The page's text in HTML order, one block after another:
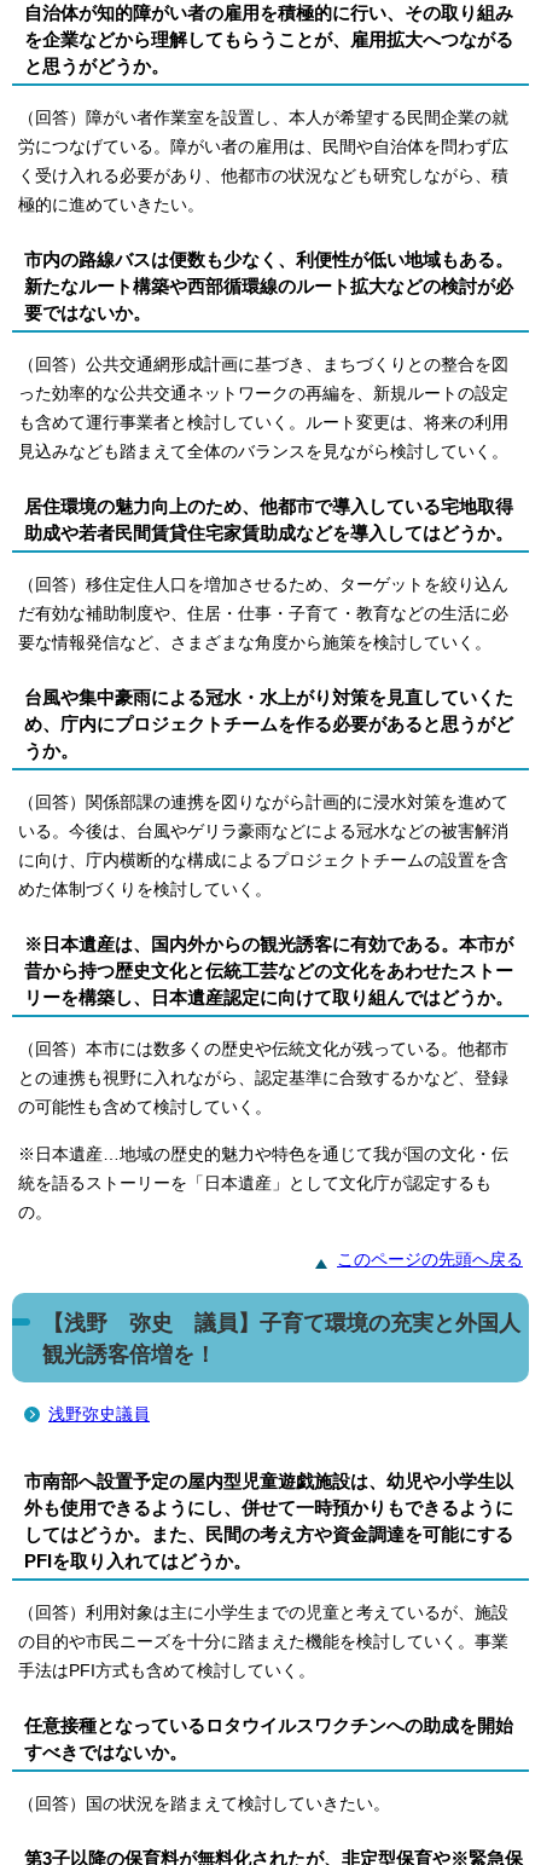
自治体が知的障がい者の雇用を積極的に行い、その取り組み
を企業などから理解してもらうことが、雇用拡大へつながる
と思うがどうか。
（回答）障がい者作業室を設置し、本人が希望する民間企業の就
労につなげている。障がい者の雇用は、民間や自治体を問わず広
く受け入れる必要があり、他都市の状況なども研究しながら、積
極的に進めていきたい。
市内の路線バスは便数も少なく、利便性が低い地域もある。
新たなルート構築や西部循環線のルート拡大などの検討が必
要ではないか。
（回答）公共交通網形成計画に基づき、まちづくりとの整合を図
った効率的な公共交通ネットワークの再編を、新規ルートの設定
も含めて運行事業者と検討していく。ルート変更は、将来の利用
見込みなども踏まえて全体のバランスを見ながら検討していく。
居住環境の魅力向上のため、他都市で導入している宅地取得
助成や若者民間賃貸住宅家賃助成などを導入してはどうか。
（回答）移住定住人口を増加させるため、ターゲットを絞り込ん
だ有効な補助制度や、住居・仕事・子育て・教育などの生活に必
要な情報発信など、さまざまな角度から施策を検討していく。
台風や集中豪雨による冠水・水上がり対策を見直していくた
め、庁内にプロジェクトチームを作る必要があると思うがど
うか。
（回答）関係部課の連携を図りながら計画的に浸水対策を進めて
いる。今後は、台風やゲリラ豪雨などによる冠水などの被害解消
に向け、庁内横断的な構成によるプロジェクトチームの設置を含
めた体制づくりを検討していく。
※日本遺産は、国内外からの観光誘客に有効である。本市が
昔から持つ歴史文化と伝統工芸などの文化をあわせたストー
リーを構築し、日本遺産認定に向けて取り組んではどうか。
（回答）本市には数多くの歴史や伝統文化が残っている。他都市
との連携も視野に入れながら、認定基準に合致するかなど、登録
の可能性も含めて検討していく。
※日本遺産…地域の歴史的魅力や特色を通じて我が国の文化・伝
統を語るストーリーを「日本遺産」として文化庁が認定するも
の。
このページの先頭へ戻る
【浅野 弥史 議員】子育て環境の充実と外国人
観光誘客倍増を！
浅野弥史議員
市南部へ設置予定の屋内型児童遊戯施設は、幼児や小学生以
外も使用できるようにし、併せて一時預かりもできるように
してはどうか。また、民間の考え方や資金調達を可能にする
PFIを取り入れてはどうか。
（回答）利用対象は主に小学生までの児童と考えているが、施設
の目的や市民ニーズを十分に踏まえた機能を検討していく。事業
手法はPFI方式も含めて検討していく。
任意接種となっているロタウイルスワクチンへの助成を開始
すべきではないか。
（回答）国の状況を踏まえて検討していきたい。
第3子以降の保育料が無料化されたが、非定型保育や※緊急保